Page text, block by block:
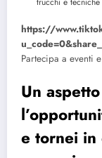
https://
Partecipa a eventi
Un
e tornei in